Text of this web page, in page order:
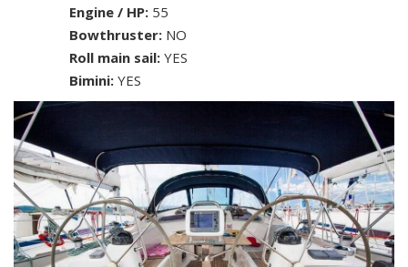
Engine / HP: 55
Bowthruster: NO
Roll main sail: YES
Bimini: YES